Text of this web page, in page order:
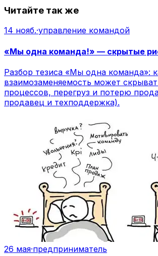
Читайте так же
14 нояб.·управление командой
«Мы одна команда!» — скрытые
Разбор тезиса «Мы одна команда»:
взаимозаменяемость может
процессов, перегруз и потерю
продавец и техподдержка).
26 мая·предприниматель